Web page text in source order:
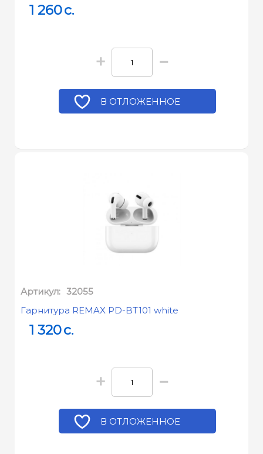
1 260c.
+ −
В ОТЛОЖЕННОЕ
Артикул: 32055
Гарнитура REMAX PD-BT101 white
1 320c.
+ −
В ОТЛОЖЕННОЕ